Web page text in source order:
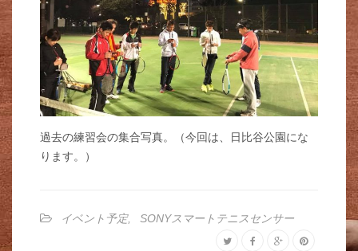
過去の練習会の集合写真。（今回は、日比谷公園にな
ります。）
イベント予定, SONYスマートテニスセンサー